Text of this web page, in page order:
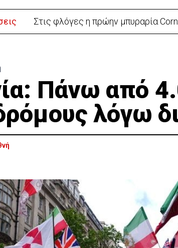
ΗΠΑ: Πυροβολισμοί στη Βόρεια
Πάνω από
λόγω